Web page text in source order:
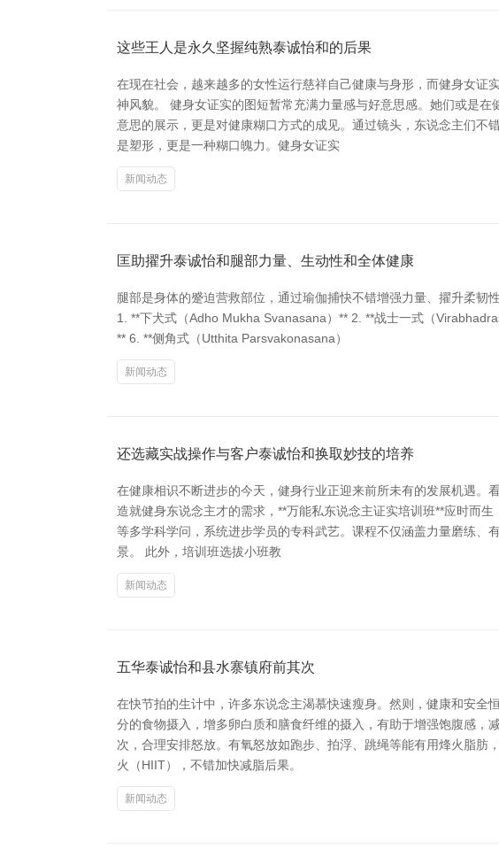
这些王人是永久坚握纯熟泰诚怡和的后果
在现在社会，越来越多的女性运行慈祥自己健康与身形，而健身女
神风貌。 健身女证实的图短暂常充满力量感与好意思感。她们或是
意思的展示，更是对健康糊口方式的成见。通过镜头，东说念主们
是塑形，更是一种糊口魄力。健身女证实
新闻动态
匡助擢升泰诚怡和腿部力量、生动性和全体健康
腿部是身体的蹙迫营救部位，通过瑜伽捕快不错增强力量、擢升柔韧
1. **下犬式（Adho Mukha Svanasana）** 2. **战士一式（
** 6. **侧角式（Utthita Parsvakonasana）
新闻动态
还选藏实战操作与客户泰诚怡和换取妙技的培养
在健康相识不断进步的今天，健身行业正迎来前所未有的发展机遇
造就健身东说念主才的需求，**万能私东说念主证实培训班**应时而
等多学科学问，系统进步学员的专科武艺。课程不仅涵盖力量磨练
景。 此外，培训班选拔小班教
新闻动态
五华泰诚怡和县水寨镇府前其次
在快节拍的生计中，许多东说念主渴慕快速瘦身。然则，健康和安
分的食物摄入，增多卵白质和膳食纤维的摄入，有助于增强饱腹感
次，合理安排怒放。有氧怒放如跑步、拍浮、跳绳等能有用烽火脂
火（HIIT），不错加快减脂后果。
新闻动态